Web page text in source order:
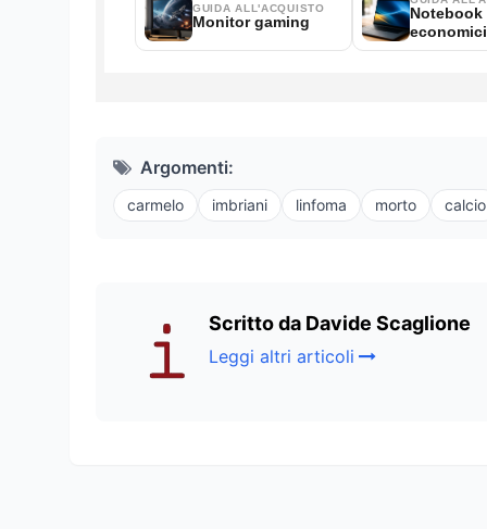
Argomenti:
carmelo imbriani linfoma morto calcio
Scritto da Davide Scaglione
Leggi altri articoli